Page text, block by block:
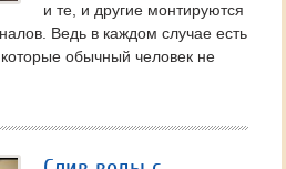
и те, и другие монтируются
Ведь в каждом случае есть
обычный человек не